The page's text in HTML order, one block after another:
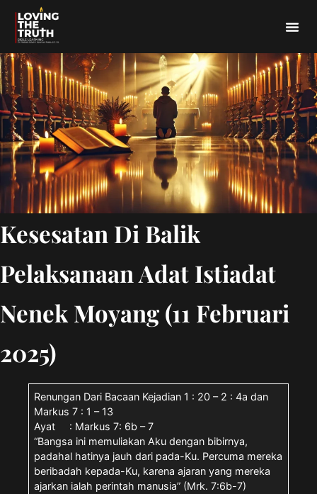
Kesesatan Di Balik
Pelaksanaan Adat Istiadat
Nenek Moyang (11 Februari
2025)
Renungan Dari Bacaan Kejadian 1 : 20 – 2 : 4a dan
Markus 7 : 1 – 13
Ayat : Markus 7: 6b – 7
“Bangsa ini memuliakan Aku dengan bibirnya,
padahal hatinya jauh dari pada-Ku. Percuma mereka
beribadah kepada-Ku, karena ajaran yang mereka
ajarkan ialah perintah manusia” (Mrk. 7:6b-7)